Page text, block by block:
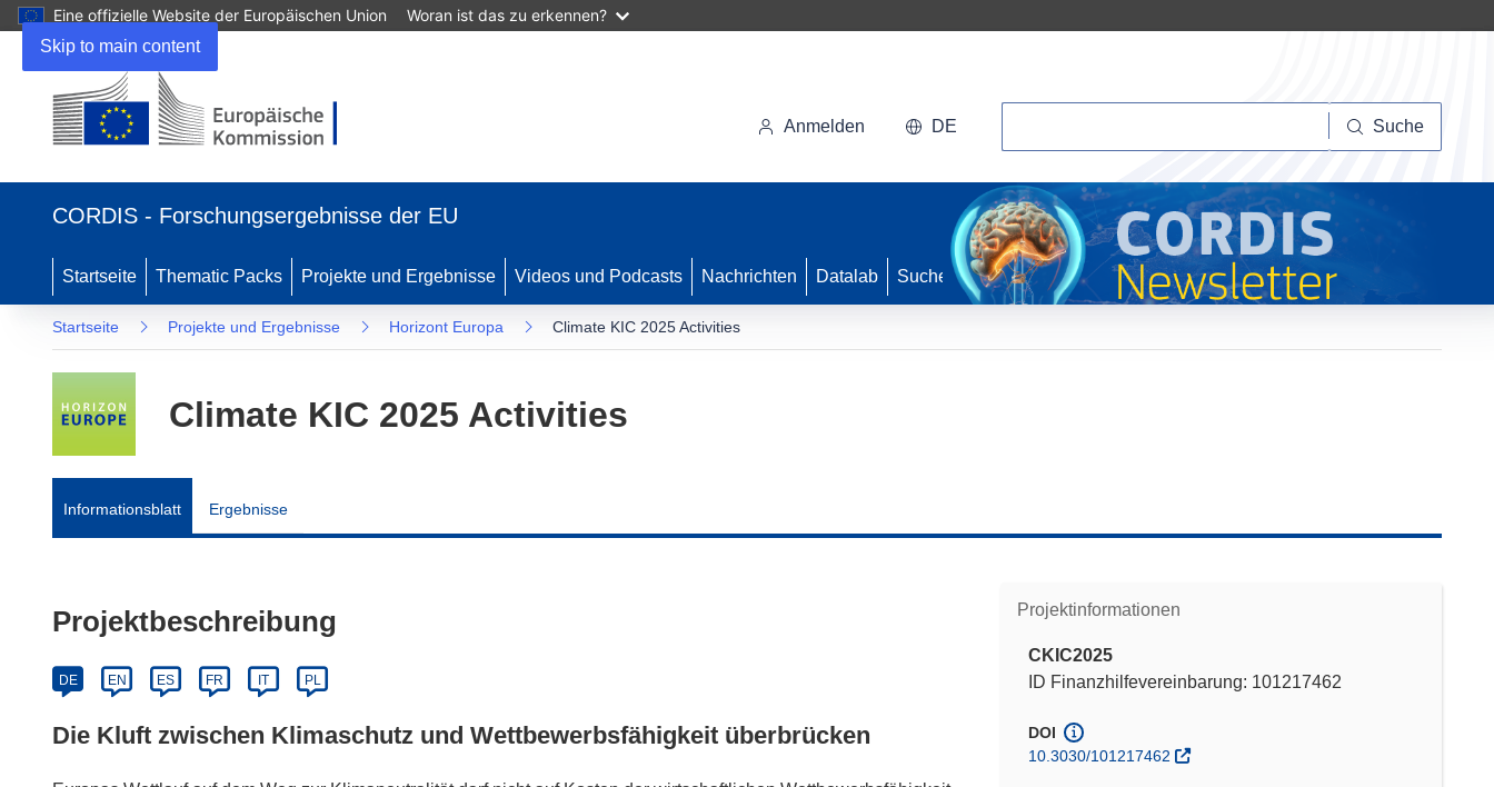
Skip to main content
Eine offizielle Website der Europäischen Union Woran ist das zu erkennen?
Anmelden DE Suche
CORDIS - Forschungsergebnisse der EU
Startseite Thematic Packs Projekte und Ergebnisse Videos und Podcasts Nachrichten Datalab Suche
Startseite Projekte und Ergebnisse Horizont Europa Climate KIC 2025 Activities
Climate KIC 2025 Activities
Informationsblatt Ergebnisse
Projektinformationen
CKIC2025
ID Finanzhilfevereinbarung: 101217462
DOI
10.3030/101217462
Projektbeschreibung
DE EN ES FR IT PL
Die Kluft zwischen Klimaschutz und Wettbewerbsfähigkeit überbrücken